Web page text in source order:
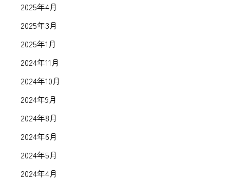
2025年4月
2025年3月
2025年1月
2024年11月
2024年10月
2024年9月
2024年8月
2024年6月
2024年5月
2024年4月